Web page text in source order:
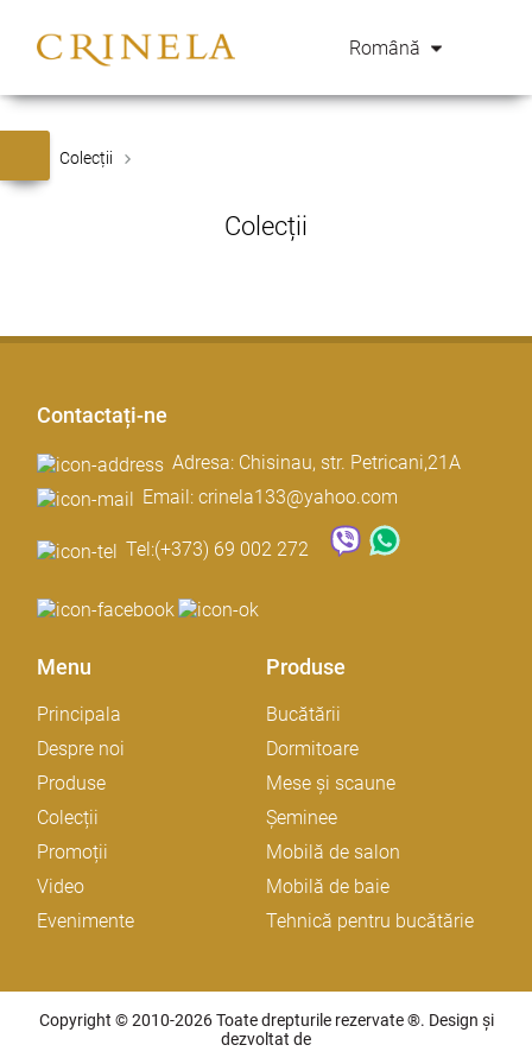
Română
Colecții
Colecții
Contactați-ne
Adresa: Chisinau, str. Petricani,21A
Email: crinela133@yahoo.com
Tel:(+373) 69 002 272
Menu
Principala
Despre noi
Produse
Colecții
Promoții
Video
Evenimente
Produse
Bucătării
Dormitoare
Mese și scaune
Șeminee
Mobilă de salon
Mobilă de baie
Tehnică pentru bucătărie
Copyright © 2010-2026 Toate drepturile rezervate ®. Design și
dezvoltat de